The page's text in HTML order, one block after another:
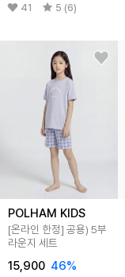
41 5 (6)
POLHAM KIDS
[온라인 한정] 공용) 5부
라운지 세트
15,900 46%